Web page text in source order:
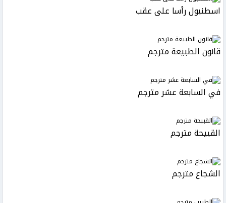
اسطنبول رأسا على عقب
قانون الطبيعة مترجم
في السابعة عشر مترجم
القبيحة مترجم
الشجاع مترجم